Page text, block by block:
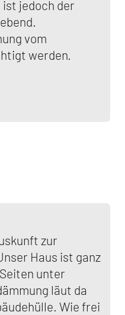
jedoch der
vom
werden.
zur
Haus ist ganz
unter
läut da
Wie frei